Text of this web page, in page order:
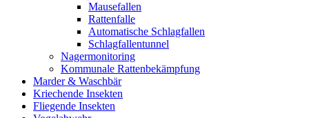
Mausefallen
Rattenfalle
Automatische Schlagfallen
Schlagfallentunnel
Nagermonitoring
Kommunale Rattenbekämpfung
Marder & Waschbär
Kriechende Insekten
Fliegende Insekten